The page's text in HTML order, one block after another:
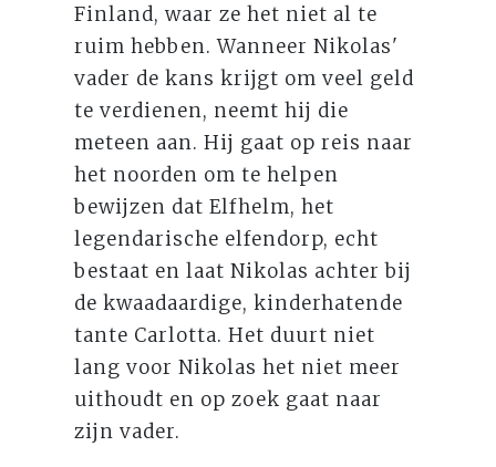
Finland, waar ze het niet al te
ruim hebben. Wanneer Nikolas'
vader de kans krijgt om veel geld
te verdienen, neemt hij die
meteen aan. Hij gaat op reis naar
het noorden om te helpen
bewijzen dat Elfhelm, het
legendarische elfendorp, echt
bestaat en laat Nikolas achter bij
de kwaadaardige, kinderhatende
tante Carlotta. Het duurt niet
lang voor Nikolas het niet meer
uithoudt en op zoek gaat naar
zijn vader.